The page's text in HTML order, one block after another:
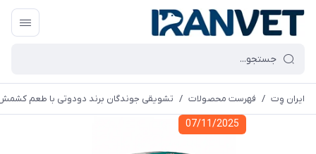
ایران وِت / فهرست محصولات / تشویقی جوندگان برند دودوتی با طعم کشمش و
07/11/2025